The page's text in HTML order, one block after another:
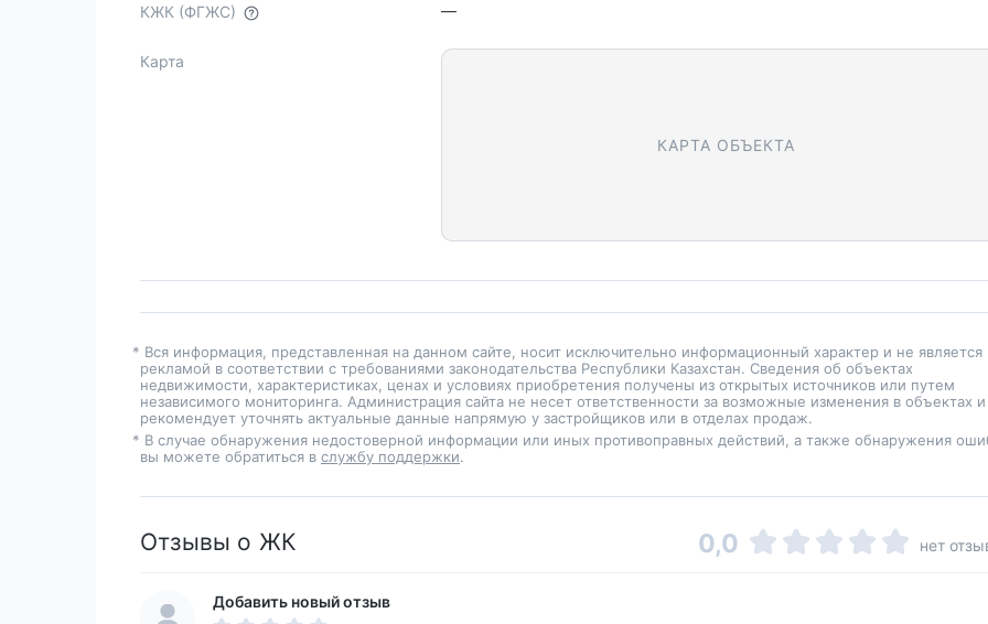
КЖК (ФГЖС) —
Карта
КАРТА ОБЪЕКТА
* Вся информация, представленная на данном сайте, носит исключительно информационный характер и не является
рекламой в соответствии с требованиями законодательства Республики Казахстан. Сведения об объектах
недвижимости, характеристиках, ценах и условиях приобретения получены из открытых источников или путем
независимого мониторинга. Администрация сайта не несет ответственности за возможные изменения в объектах и
рекомендует уточнять актуальные данные напрямую у застройщиков или в отделах продаж.
* В случае обнаружения недостоверной информации или иных противоправных действий, а также обнаружения
вы можете обратиться в службу поддержки.
Отзывы о ЖК 0,0 нет
Добавить новый отзыв